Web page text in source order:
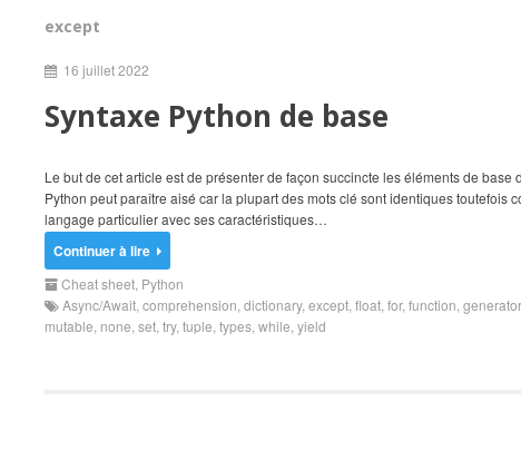
except
16 juillet 2022
Syntaxe Python de base
Le but de cet article est de présenter de façon succincte les éléments de
Python peut paraître aisé car la plupart des mots clé sont identiques toutefois
langage particulier avec ses caractéristiques…
Continuer à lire
Cheat sheet Python
Async/Await comprehension dictionary, except float for, function generator
mutable none set try, tuple types while yield